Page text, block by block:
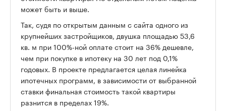
может быть и выше.
Так, судя по открытым данным с сайта одного из
крупнейших застройщиков, двушка площадью 53,6
кв. м при 100%-ной оплате стоит на 36% дешевле,
чем при покупке в ипотеку на 30 лет под 0,1%
годовых. В проекте предлагается целая линейка
ипотечных программ, в зависимости от выбранной
ставки финальная стоимость такой квартиры
разнится в пределах 19%.